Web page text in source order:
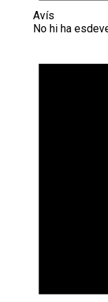
Avís
No hi ha